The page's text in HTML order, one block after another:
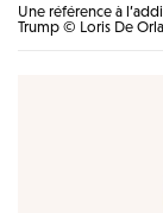
Une référence à
Trump © Loris De